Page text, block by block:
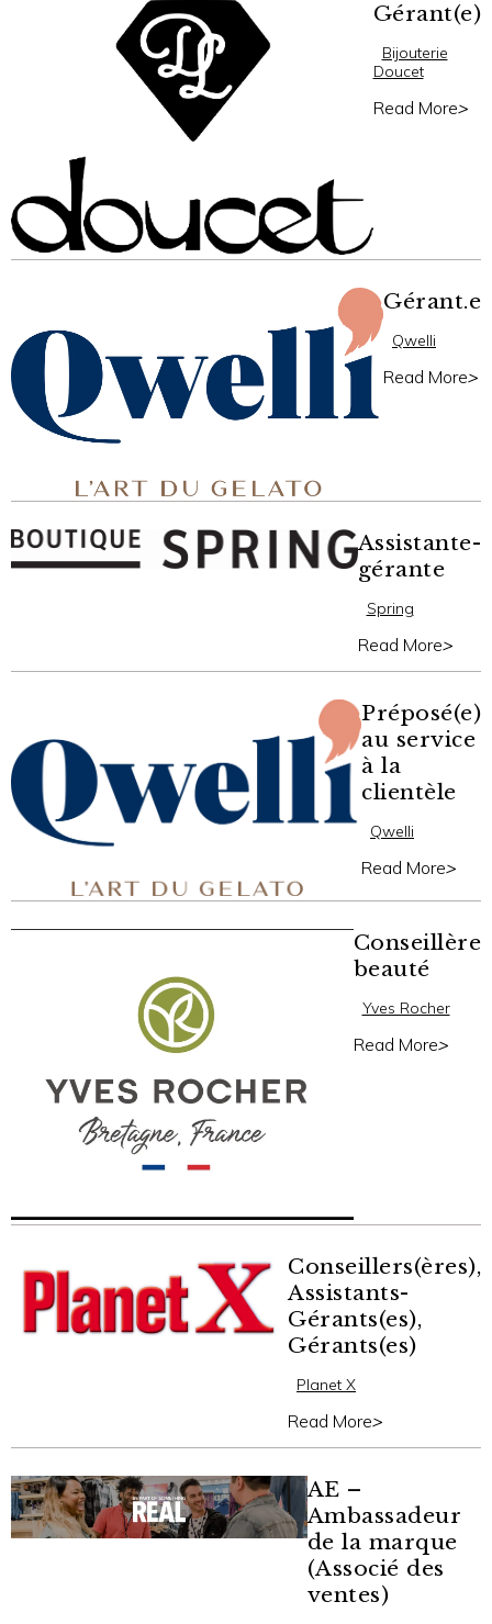
Gérant(e)
Bijouterie
Doucet
Read More>
Gérant.e
Qwelli
Read More>
Assistante-
gérante
Spring
Read More>
Préposé(e)
au service
à la
clientèle
Qwelli
Read More>
Conseillère
beauté
Yves Rocher
Read More>
Conseillers(ères),
Assistants-
Gérants(es),
Gérants(es)
Planet X
Read More>
AE –
Ambassadeur
de la marque
(Associé des
ventes)